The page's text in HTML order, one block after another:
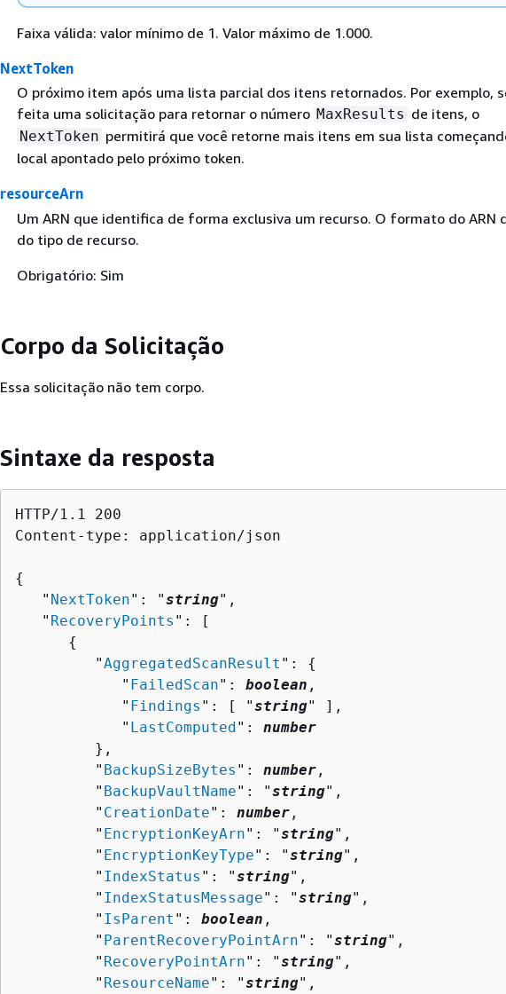
Faixa válida: valor mínimo de 1. Valor máximo de 1.000.
NextToken
O próximo item após uma lista parcial dos itens retornados. Por exemplo,
feita uma solicitação para retornar o número MaxResults de itens, o
NextToken permitirá que você retorne mais itens em sua lista
local apontado pelo próximo token.
resourceArn
Um ARN que identifica de forma exclusiva um recurso. O formato do ARN
do tipo de recurso.
Obrigatório: Sim
Corpo da Solicitação
Essa solicitação não tem corpo.
Sintaxe da resposta
HTTP/1.1 200
Content-type: application/json
{
   "
NextToken": "string",
   "
RecoveryPoints ": [
{
         "
AggregatedScanResult ": {
            "
FailedScan": boolean ,
            "
Findings ": [ "string" ],
            "
LastComputed": number
         },
         "
BackupSizeBytes ": number ,
         "
BackupVaultName": "string",
         "
CreationDate": number ,
         "
EncryptionKeyArn": "string",
         "
EncryptionKeyType": "string",
         "
IndexStatus ": "string",
         "
IndexStatusMessage": "string",
         "
IsParent ": boolean ,
         "
ParentRecoveryPointArn": "string",
         "
RecoveryPointArn": "string",
         "
ResourceName": "string",